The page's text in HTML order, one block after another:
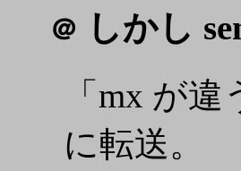
＠ しかし
「mx が
に転送。